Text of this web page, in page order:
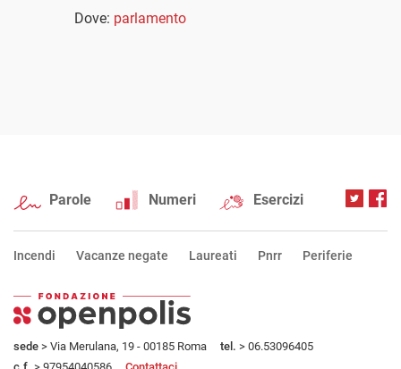
Dove: parlamento
Parole Numeri Esercizi
Incendi Vacanze negate Laureati Pnrr Periferie
sede > Via Merulana, 19 - 00185 Roma tel. > 06.53096405